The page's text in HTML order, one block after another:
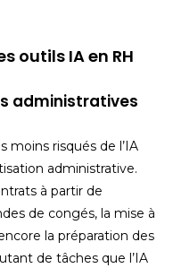
outils IA en RH
administratives
moins risqués de l’IA
administrative.
à partir de
de congés, la mise à
la préparation des
de tâches que l’IA